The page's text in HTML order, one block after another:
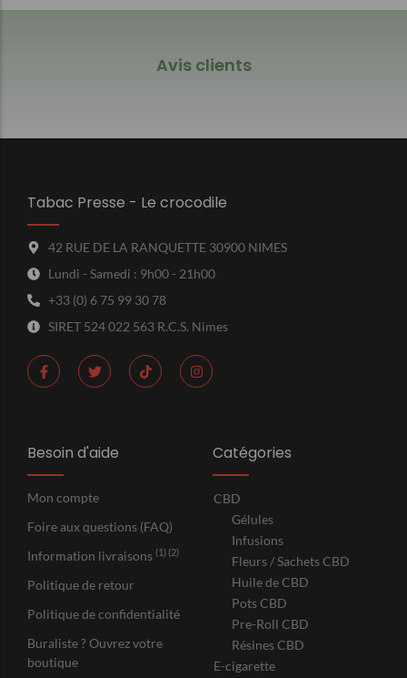
Avis clients
Tabac Presse - Le crocodile
42 RUE DE LA RANQUETTE 30900 NIMES
Lundi - Samedi : 9h00 - 21h00
+33 (0) 6 75 99 30 78
SIRET 524 022 563 R.C.S. Nimes
Besoin d'aide
Mon compte
Foire aux questions (FAQ)
Information livraisons (1) (2)
Politique de retour
Politique de confidentialité
Buraliste ? Ouvrez votre
boutique
Catégories
CBD
Gélules
Infusions
Fleurs / Sachets CBD
Huile de CBD
Pots CBD
Pre-Roll CBD
Résines CBD
E-cigarette